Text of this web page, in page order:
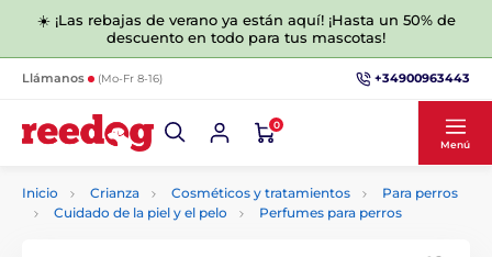
☀️ ¡Las rebajas de verano ya están aquí! ¡Hasta un 50% de
descuento en todo para tus mascotas!
Llámanos (Mo-Fr 8-16) +34900963443
0
Menú
Inicio Crianza Cosméticos y tratamientos
Para perros
Cuidado de la piel y el pelo
Perfumes para perros